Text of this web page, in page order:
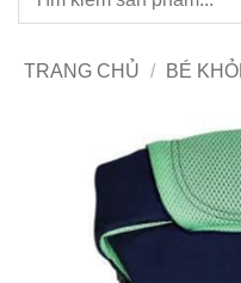
TRANG CHỦ / BÉ